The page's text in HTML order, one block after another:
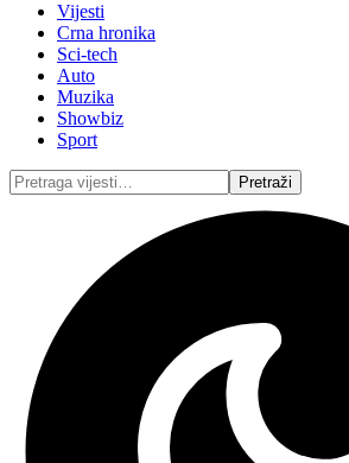
Vijesti
Crna hronika
Sci-tech
Auto
Muzika
Showbiz
Sport